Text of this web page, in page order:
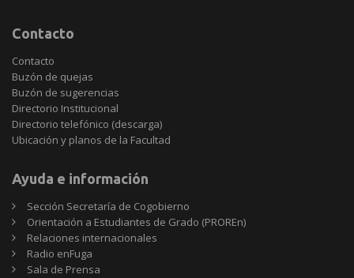
Contacto
Contacto
Buzón de quejas
Buzón de sugerencias
Directorio Institucional
Directorio telefónico (descarga)
Ubicación y planos de la Facultad
Ayuda e información
Sección Secretaría de Cogobierno
Orientación a Estudiantes de Grado (PROREn)
Relaciones internacionales
Radio enFuga
Sala de Prensa